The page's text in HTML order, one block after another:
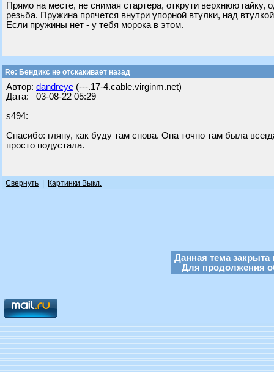
Прямо на месте, не снимая стартера, открути верхнюю
резьба. Пружина прячется внутри упорной втулки, над втулкой
Если пружины нет - у тебя морока в этом.
Re: Бендикс не отскакивает назад
Автор: dandreye (---.17-4.cable.virginm.net)
Дата: 03-08-22 05:29
s494:
Спасибо: гляну, как буду там снова. Она точно там была
просто подустала.
Свернуть Картинки Выкл.
Данная тема закрыта
Для продолжения